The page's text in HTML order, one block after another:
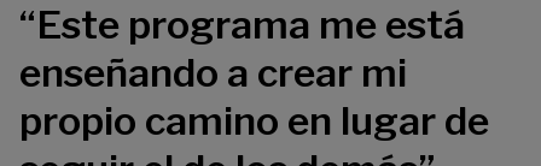
“Este programa me está
enseñando a crear mi
propio camino en lugar de